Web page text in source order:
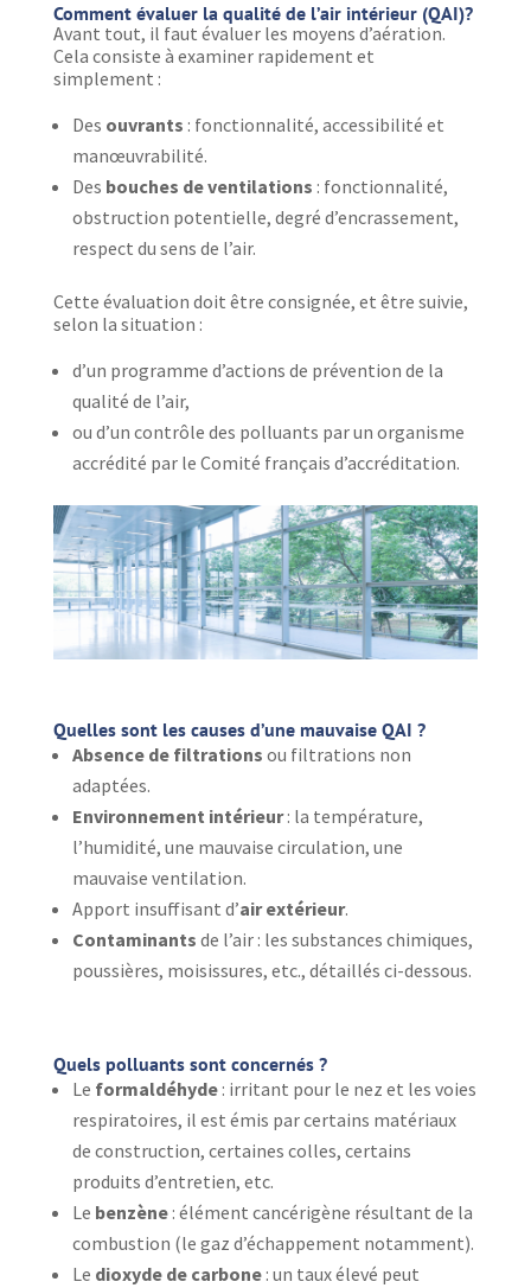
Comment évaluer la qualité de l’air intérieur (QAI)?
Avant tout, il faut évaluer les moyens d’aération.
Cela consiste à examiner rapidement et
simplement :
Des ouvrants : fonctionnalité, accessibilité et
manœuvrabilité.
Des bouches de ventilations : fonctionnalité,
obstruction potentielle, degré d’encrassement,
respect du sens de l’air.
Cette évaluation doit être consignée, et être suivie,
selon la situation :
d’un programme d’actions de prévention de la
qualité de l’air,
ou d’un contrôle des polluants par un organisme
accrédité par le Comité français d’accréditation.
Quelles sont les causes d’une mauvaise QAI ?
Absence de filtrations ou filtrations non
adaptées.
Environnement intérieur: la température,
l’humidité, une mauvaise circulation, une
mauvaise ventilation.
Apport insuffisant d’air extérieur.
Contaminants de l’air : les substances chimiques,
poussières, moisissures, etc., détaillés ci-dessous.
Quels polluants sont concernés ?
Le formaldéhyde: irritant pour le nez et les voies
respiratoires, il est émis par certains matériaux
de construction, certaines colles, certains
produits d’entretien, etc.
Le benzène: élément cancérigène résultant de la
combustion (le gaz d’échappement notamment).
Le dioxyde de carbone: un taux élevé peut